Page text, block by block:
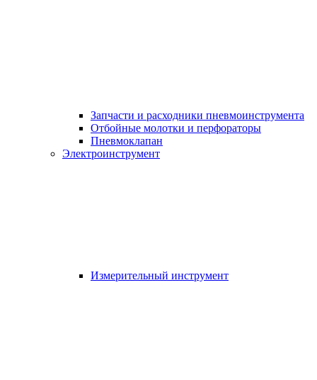
Запчасти и расходники пневмоинструмента
Отбойные молотки и перфораторы
Пневмоклапан
Электроинструмент
Измерительный инструмент